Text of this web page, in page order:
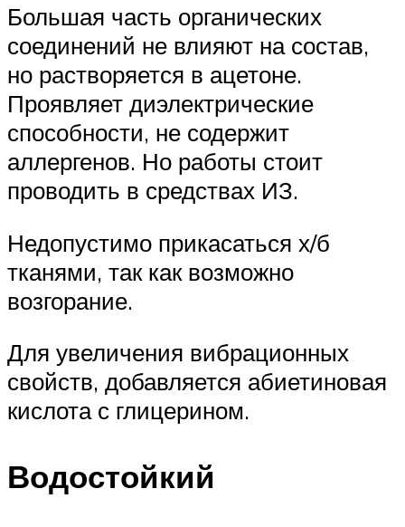
Большая часть органических
соединений не влияют на состав,
но растворяется в ацетоне.
Проявляет диэлектрические
способности, не содержит
аллергенов. Но работы стоит
проводить в средствах ИЗ.
Недопустимо прикасаться х/б
тканями, так как возможно
возгорание.
Для увеличения вибрационных
свойств, добавляется абиетиновая
кислота с глицерином.
Водостойкий